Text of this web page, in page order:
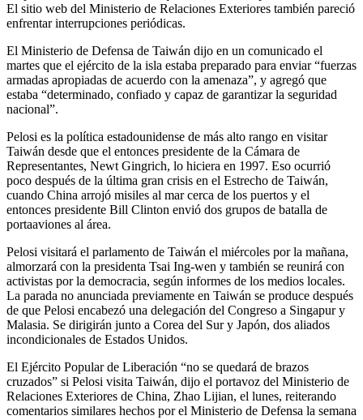
El sitio web del Ministerio de Relaciones Exteriores también pareció
enfrentar interrupciones periódicas.
El Ministerio de Defensa de Taiwán dijo en un comunicado el
martes que el ejército de la isla estaba preparado para enviar “fuerzas
armadas apropiadas de acuerdo con la amenaza”, y agregó que
estaba “determinado, confiado y capaz de garantizar la seguridad
nacional”.
Pelosi es la política estadounidense de más alto rango en visitar
Taiwán desde que el entonces presidente de la Cámara de
Representantes, Newt Gingrich, lo hiciera en 1997. Eso ocurrió
poco después de la última gran crisis en el Estrecho de Taiwán,
cuando China arrojó misiles al mar cerca de los puertos y el
entonces presidente Bill Clinton envió dos grupos de batalla de
portaaviones al área.
Pelosi visitará el parlamento de Taiwán el miércoles por la mañana,
almorzará con la presidenta Tsai Ing-wen y también se reunirá con
activistas por la democracia, según informes de los medios locales.
La parada no anunciada previamente en Taiwán se produce después
de que Pelosi encabezó una delegación del Congreso a Singapur y
Malasia. Se dirigirán junto a Corea del Sur y Japón, dos aliados
incondicionales de Estados Unidos.
El Ejército Popular de Liberación “no se quedará de brazos
cruzados” si Pelosi visita Taiwán, dijo el portavoz del Ministerio de
Relaciones Exteriores de China, Zhao Lijian, el lunes, reiterando
comentarios similares hechos por el Ministerio de Defensa la semana